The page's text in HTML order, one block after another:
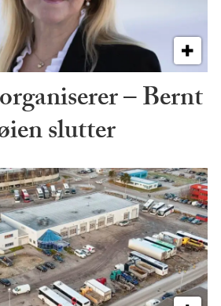
– Bernt
slutter